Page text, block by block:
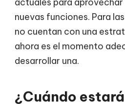
nuevas funciones. Para
no cuentan con una
ahora es el momento
desarrollar una.
¿Cuándo